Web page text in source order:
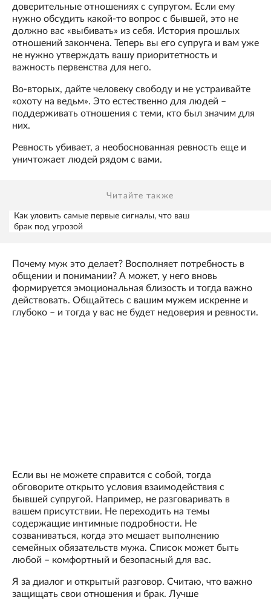
доверительные отношениях с супругом. Если ему
нужно обсудить какой-то вопрос с бывшей, это не
должно вас «выбивать» из себя. История прошлых
отношений закончена. Теперь вы его супруга и вам уже
не нужно утверждать вашу приоритетность и
важность первенства для него.
Во-вторых, дайте человеку свободу и не устраивайте
«охоту на ведьм». Это естественно для людей –
поддерживать отношения с теми, кто был значим для
них.
Ревность убивает, а необоснованная ревность еще и
уничтожает людей рядом с вами.
Читайте также
Как уловить самые первые сигналы, что ваш
брак под угрозой
Почему муж это делает? Восполняет потребность в
общении и понимании? А может, у него вновь
формируется эмоциональная близость и тогда важно
действовать. Общайтесь с вашим мужем искренне и
глубоко – и тогда у вас не будет недоверия и ревности.
Если вы не можете справится с собой, тогда
обговорите открыто условия взаимодействия с
бывшей супругой. Например, не разговаривать в
вашем присутствии. Не переходить на темы
содержащие интимные подробности. Не
созваниваться, когда это мешает выполнению
семейных обязательств мужа. Список может быть
любой – комфортный и безопасный для вас.
Я за диалог и открытый разговор. Считаю, что важно
защищать свои отношения и брак. Лучше